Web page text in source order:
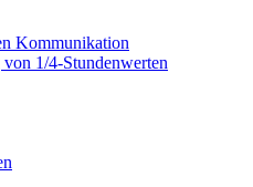
Kommunikation
1/4-Stundenwerten